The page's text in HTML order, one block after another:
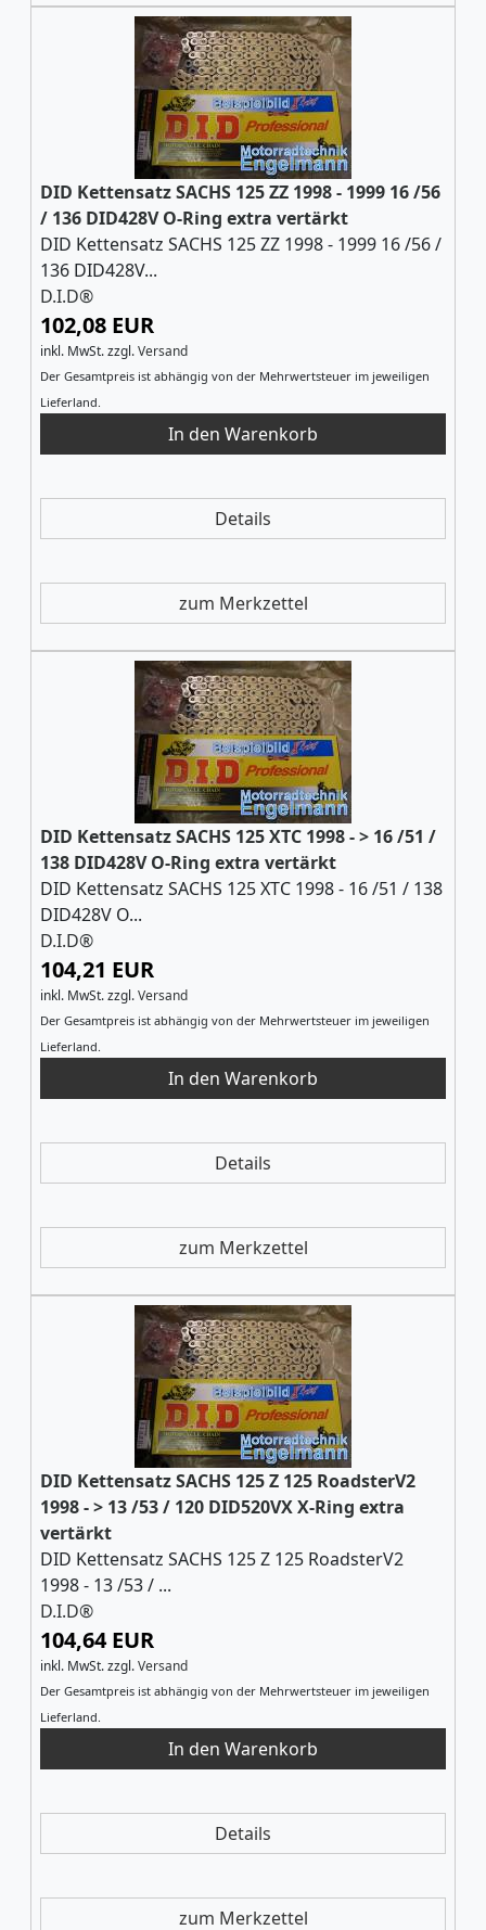
DID Kettensatz SACHS 125 ZZ 1998 - 1999 16 /56
/ 136 DID428V O-Ring extra vertärkt
DID Kettensatz SACHS 125 ZZ 1998 - 1999 16 /56 /
136 DID428V...
D.I.D®
102,08 EUR
inkl. MwSt.zzgl.Versand
Der Gesamtpreis ist abhängig von der Mehrwertsteuer im jeweiligen
Lieferland.
Details
zum Merkzettel
DID Kettensatz SACHS 125 XTC 1998 - > 16 /51 /
138 DID428V O-Ring extra vertärkt
DID Kettensatz SACHS 125 XTC 1998 - 16 /51 / 138
DID428V O...
D.I.D®
104,21 EUR
inkl. MwSt.zzgl.Versand
Der Gesamtpreis ist abhängig von der Mehrwertsteuer im jeweiligen
Lieferland.
Details
zum Merkzettel
DID Kettensatz SACHS 125 Z 125 RoadsterV2
1998 - > 13 /53 / 120 DID520VX X-Ring extra
vertärkt
DID Kettensatz SACHS 125 Z 125 RoadsterV2
1998 - 13 /53 / ...
D.I.D®
104,64 EUR
inkl. MwSt.zzgl.Versand
Der Gesamtpreis ist abhängig von der Mehrwertsteuer im jeweiligen
Lieferland.
Details
zum Merkzettel